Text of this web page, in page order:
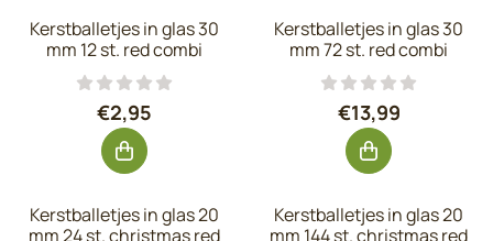
Kerstballetjes in glas 30
mm 12 st. red combi
Prijs: 2,95, exclusief btw: 2,44
€2,95
Kerstballetjes in glas 30
mm 72 st. red combi
Prijs: 13,99,
€13,99
Kerstballetjes in glas 20
mm 24 st. christmas red
Kerstballetjes in glas 20
mm 144 st. christmas red